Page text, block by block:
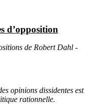
d’opposition
de Robert Dahl -
opinions dissidentes est
rationnelle.